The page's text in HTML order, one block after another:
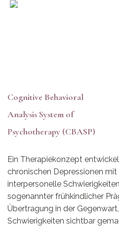
Cognitive Behavioral
Analysis System of
Psychotherapy (CBASP)
Ein Therapiekonzept
chronischen Depressionen
interpersonelle
sogenannter frühkindlicher
Übertragung in der
Schwierigkeiten sichtbar